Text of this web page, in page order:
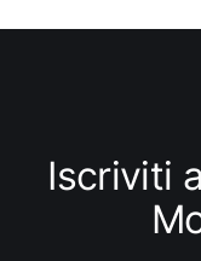
Iscriviti